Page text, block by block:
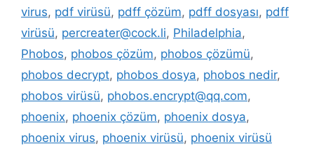
virus, pdf virüsü, pdff çözüm, pdff dosyası, pdff
virüsü, percreater@cock.li, Philadelphia,
Phobos, phobos çözüm, phobos çözümü,
phobos decrypt, phobos dosya, phobos nedir,
phobos virüsü, phobos.encrypt@qq.com,
phoenix, phoenix çözüm, phoenix dosya,
phoenix virus, phoenix virüsü, phoenix virüsü